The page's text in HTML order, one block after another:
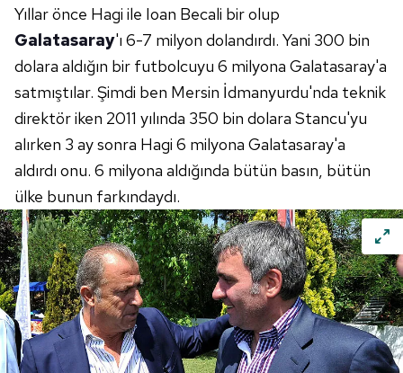
Yıllar önce Hagi ile Ioan Becali bir olup
Galatasaray'ı 6-7 milyon dolandırdı. Yani 300 bin
dolara aldığın bir futbolcuyu 6 milyona Galatasaray'a
satmıştılar. Şimdi ben Mersin İdmanyurdu'nda teknik
direktör iken 2011 yılında 350 bin dolara Stancu'yu
alırken 3 ay sonra Hagi 6 milyona Galatasaray'a
aldırdı onu. 6 milyona aldığında bütün basın, bütün
ülke bunun farkındaydı.